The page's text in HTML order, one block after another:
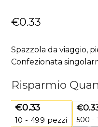
€0.33
Spazzola da viaggio,
Confezionata
Risparmio
€0.33
10 - 499 pezzi
€
500 -